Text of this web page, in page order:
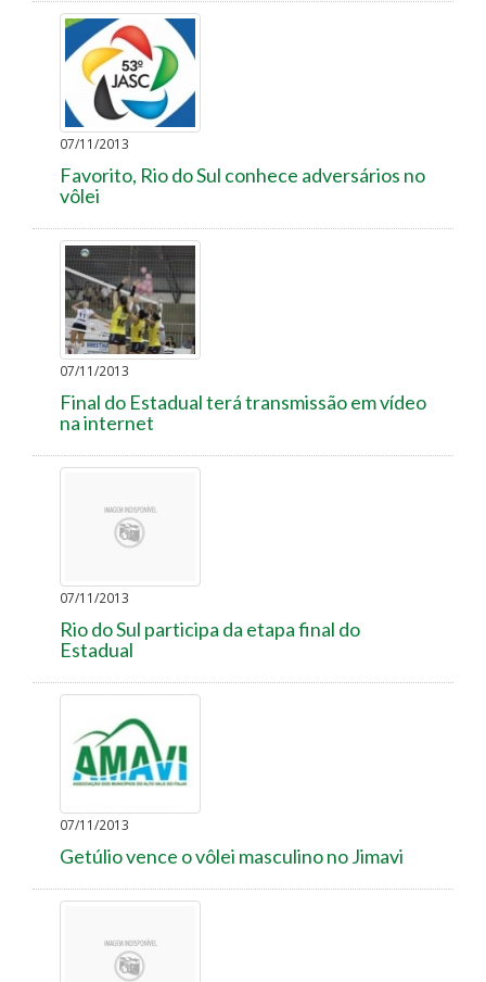
07/11/2013
Favorito, Rio do Sul conhece adversários no
vôlei
07/11/2013
Final do Estadual terá transmissão em vídeo
na internet
07/11/2013
Rio do Sul participa da etapa final do
Estadual
07/11/2013
Getúlio vence o vôlei masculino no Jimavi